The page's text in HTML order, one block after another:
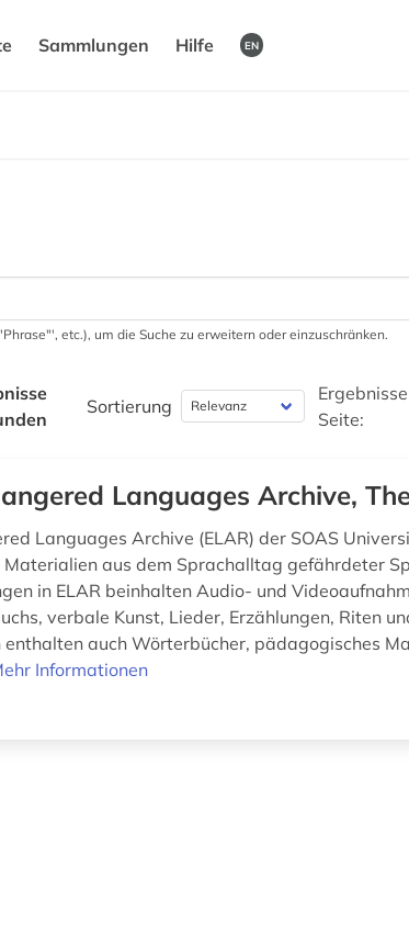
Sammlungen Hilfe EN
etc.), um die Suche zu erweitern oder einzuschränken.
Sortierung
Seite:
Languages Archive,
Languages Archive (ELAR) der SOAS
aus dem Sprachalltag gefährdeter
in ELAR beinhalten Audio- und
verbale Kunst, Lieder, Erzählungen, Riten
enthalten auch Wörterbücher, pädagogisches
Informationen